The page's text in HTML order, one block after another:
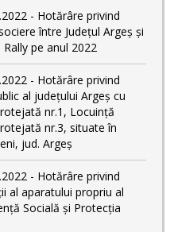
- Hotărâre privind
între Județul Argeș și
pe anul 2022
- Hotărâre privind
al judeţului Argeş cu
nr.1, Locuință
nr.3, situate în
jud. Argeș
- Hotărâre privind
al aparatului propriu al
Socială și Protecția